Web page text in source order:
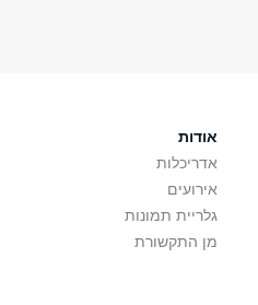
אודות
אדריכלות
אירועים
גלריית תמונות
מן התקשורת